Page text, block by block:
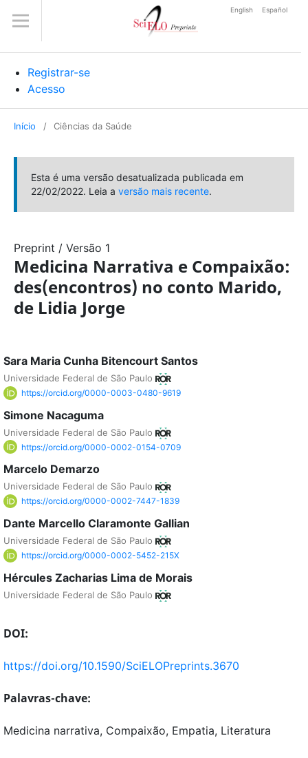
Registrar-se
Acesso
English Español
Início / Ciências da Saúde
Esta é uma versão desatualizada publicada em
22/02/2022. Leia a versão mais recente.
Preprint / Versão 1
Medicina Narrativa e Compaixão:
des(encontros) no conto Marido,
de Lidia Jorge
Sara Maria Cunha Bitencourt Santos
Universidade Federal de São Paulo
https://orcid.org/0000-0003-0480-9619
Simone Nacaguma
Universidade Federal de São Paulo
https://orcid.org/0000-0002-0154-0709
Marcelo Demarzo
Universidade Federal de São Paulo
https://orcid.org/0000-0002-7447-1839
Dante Marcello Claramonte Gallian
Universidade Federal de São Paulo
https://orcid.org/0000-0002-5452-215X
Hércules Zacharias Lima de Morais
Universidade Federal de São Paulo
DOI:
https://doi.org/10.1590/SciELOPreprints.3670
Palavras-chave:
Medicina narrativa, Compaixão, Empatia, Literatura